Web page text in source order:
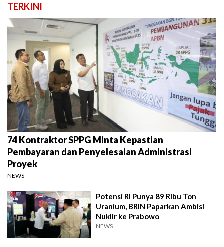
TERKINI
74 Kontraktor SPPG Minta Kepastian
Pembayaran dan Penyelesaian Administrasi
Proyek
NEWS
Potensi RI Punya 89 Ribu Ton
Uranium, BRIN Paparkan Ambisi
Nuklir ke Prabowo
NEWS